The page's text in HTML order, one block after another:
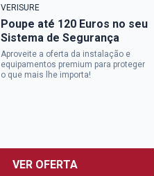
VERISURE
Poupe até 120 Euros no seu
Sistema de Segurança
Aproveite a oferta da instalação e
equipamentos premium para proteger
o que mais lhe importa!
VER OFERTA